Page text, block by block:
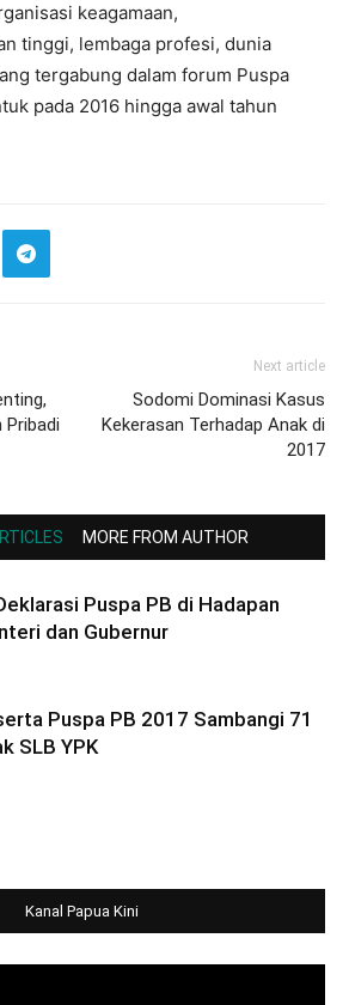
keagamaan,
tinggi, lembaga profesi, dunia
tergabung dalam forum Puspa
pada 2016 hingga awal tahun
Pribadi
Next article
Sodomi Dominasi Kasus
Kekerasan Terhadap Anak di
2017
MORE FROM AUTHOR
Puspa PB di Hadapan
dan Gubernur
Puspa PB 2017 Sambangi 71
SLB YPK
Kanal Papua Kini